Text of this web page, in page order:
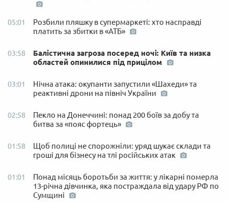
05:01
Розбили пляшку в супермаркеті: хто насправді
платить за збитки в «АТБ»
03:58
Балістична загроза посеред ночі: Київ та низка
областей опинилися під прицілом
03:01
Нічна атака: окупанти запустили «Шахеди» та
реактивні дрони на північ України
02:58
Пекло на Донеччині: понад 200 боїв за добу та
битва за «пояс фортець»
01:58
Щоб полиці не спорожніли: уряд шукає склади та
гроші для бізнесу на тлі російських атак
01:01
Понад місяць боротьби за життя: у лікарні померла
13-річна дівчинка, яка постраждала від удару РФ по
Сумщині